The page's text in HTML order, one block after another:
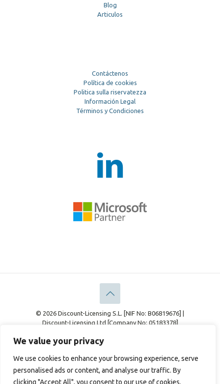
We value your privacy
We use cookies to enhance your browsing experience, serve
personalised ads or content, and analyse our traffic. By
clicking "Accept All", you consent to our use of cookies.
Blog
Articulos
Contáctenos
Política de cookies
Politica sulla riservatezza
Información Legal
Términos y Condiciones
© 2026 Discount-Licensing S.L. [NIF No: B06819676] |
Discount-Licensing Ltd [Company No: 05183378]
Información Legal
Política de cookies